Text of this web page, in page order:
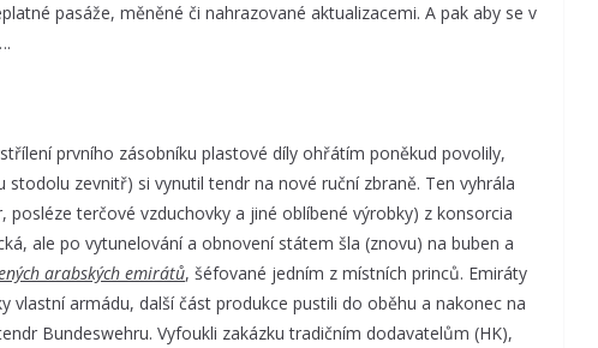
pasáže, měněné či nahrazované aktualizacemi. A pak aby se v
prvního zásobníku plastové díly ohřátím poněkud povolily,
zevnitř) si vynutil tendr na nové ruční zbraně. Ten vyhrála
posléze terčové vzduchovky a jiné oblíbené výrobky) z konsorcia
ale po vytunelování a obnovení státem šla (znovu) na buben a
arabských emirátů, šéfované jedním z místních princů. Emiráty
vlastní armádu, další část produkce pustili do oběhu a nakonec na
Bundeswehru. Vyfoukli zakázku tradičním dodavatelům (HK),